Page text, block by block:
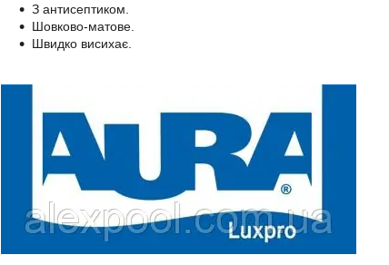
З антисептиком.
Шовково-матове.
Швидко висихає.